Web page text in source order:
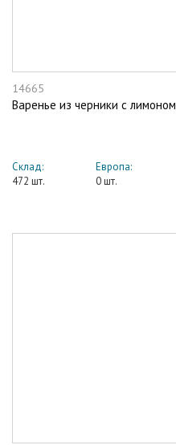
14665
Варенье из черники с лимоном
Склад:
472 шт.
Европа:
0 шт.